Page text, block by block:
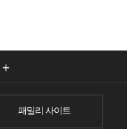
패밀리 사이트